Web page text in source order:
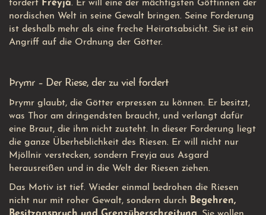
fordert Freyja. Er will eine der mächtigsten Göttinnen der
nordischen Welt in seine Gewalt bringen. Seine Forderung
ist deshalb mehr als eine freche Heiratsabsicht. Sie ist ein
Angriff auf die Ordnung der Götter.
Þrymr – Der Riese, der zu viel fordert
Þrymr glaubt, die Götter erpressen zu können. Er besitzt,
was Thor am dringendsten braucht, und verlangt dafür
eine Braut, die ihm nicht zusteht. In dieser Forderung liegt
die ganze Überheblichkeit des Riesen. Er will nicht nur
Mjöllnir verstecken, sondern Freyja aus Asgard
herausreißen und in die Welt der Riesen ziehen.
Das Motiv ist tief. Wieder einmal bedrohen die Riesen
nicht nur mit roher Gewalt, sondern durch Begehren,